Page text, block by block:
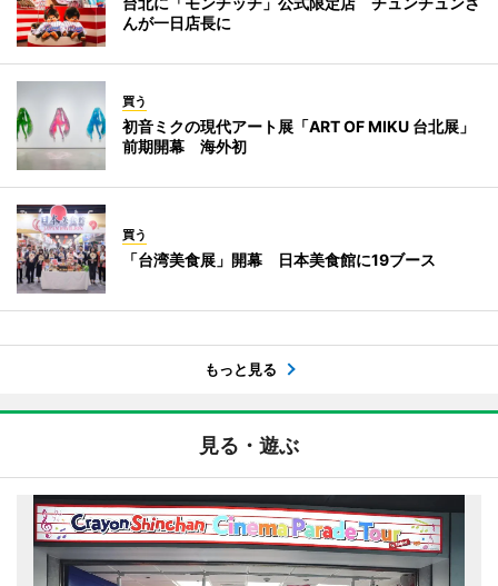
んが一日店長に
買う
初音ミクの現代アート展「ART OF MIKU 台北展」
前期開幕 海外初
買う
「台湾美食展」開幕 日本美食館に19ブース
もっと見る
見る・遊ぶ